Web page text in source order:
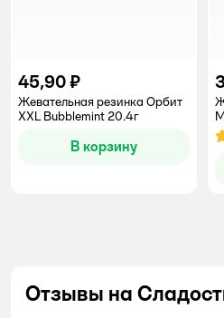
45,90 ₽
Жевательная резинка Орбит
XXL Bubblemint 20.4г
В корзину
Отзывы на